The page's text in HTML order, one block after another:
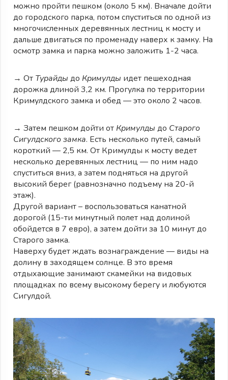
можно пройти пешком (около 5 км). Вначале дойти
до городского парка, потом спуститься по одной из
многочисленных деревянных лестниц к мосту и
дальше двигаться по променаду наверх к замку. На
осмотр замка и парка можно заложить 1-2 часа.
→ От Турайды до Кримулды идет пешеходная
дорожка длиной 3,2 км. Прогулка по территории
Кримулдского замка и обед — это около 2 часов.
→ Затем пешком дойти от Кримулды до Старого
Сигулдского замка. Есть несколько путей, самый
короткий — 2,5 км. От Кримулды к мосту ведет
несколько деревянных лестниц — по ним надо
спуститься вниз, а затем подняться на другой
высокий берег (равнозначно подъему на 20-й
этаж).
Другой вариант – воспользоваться канатной
дорогой (15-ти минутный полет над долиной
обойдется в 7 евро), а затем дойти за 10 минут до
Старого замка.
Наверху будет ждать вознаграждение — виды на
долину в заходящем солнце. В это время
отдыхающие занимают скамейки на видовых
площадках по всему высокому берегу и любуются
Сигулдой.